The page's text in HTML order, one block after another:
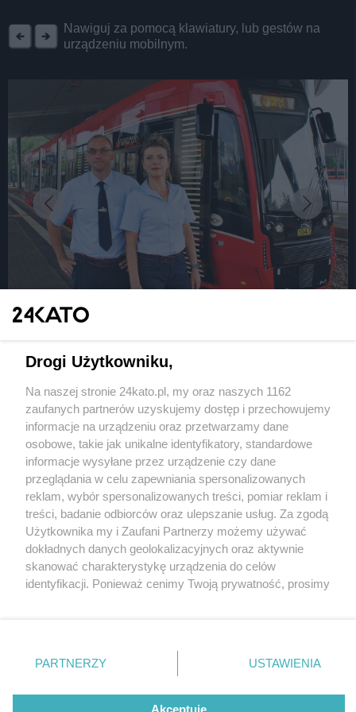
Nawiguj za pomocą klawiatury, lub gestów na
urządzeniu mobilnym.
Nowe mundury motorniczych i kontrolerów ruchu
1 / 10
Nowe mundury
Motorniczowie
Nowe mundury w Tramwajach Śląskich. Tu - mundury
motorniczych
Wydawca mediów lokalnych
Nie zapomnij
zapoznać się z:
polityką prywatności regulamin korzystania z portali
Twojemiasto
Piekary Śląskie
Chorzów
Tarnowskie Góry
Gliwice
Skontakuj sięz nami
Kontakt
Wydawca
Redakcja
Drogi Użytkowniku,
Na naszej stronie 24kato.pl, my oraz naszych 1162
zaufanych partnerów uzyskujemy dostęp i przechowujemy
informacje na urządzeniu oraz przetwarzamy dane
osobowe, takie jak unikalne identyfikatory, standardowe
informacje wysyłane przez urządzenie czy dane
przeglądania w celu zapewniania spersonalizowanych
reklam, wybór spersonalizowanych treści, pomiar reklam i
treści, badanie odbiorców oraz ulepszanie usług. Za zgodą
Użytkownika my i Zaufani Partnerzy możemy używać
dokładnych danych geolokalizacyjnych oraz aktywnie
skanować charakterystykę urządzenia do celów
identyfikacji. Ponieważ cenimy Twoją prywatność, prosimy
prywatności znajdujący się w lewym dolnym rogu strony
. Niektóre rodzaje przetwarzania danych nie wymagają
zgody użytkownika, ale masz prawo sprzeciwić się
takiemu przetwarzaniu. Preferencje będą miały
PARTNERZY USTAWIENIA
Akceptuję